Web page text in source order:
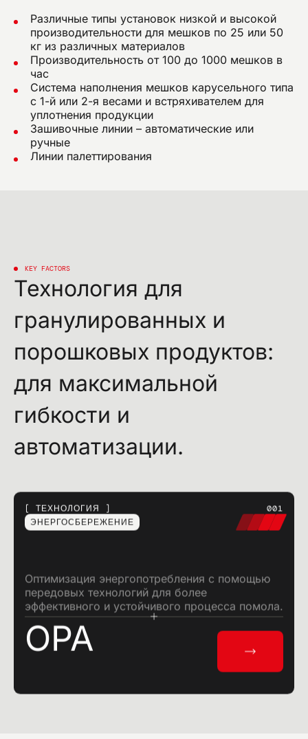
Различные типы установок низкой и высокой
производительности для мешков по 25 или 50
кг из различных материалов
Производительность от 100 до 1000 мешков в
час
Система наполнения мешков карусельного типа
с 1-й или 2-я весами и встряхивателем для
уплотнения продукции
Зашивочные линии – автоматические или
ручные
Линии палеттирования
KEY FACTORS
Технология для
гранулированных и
порошковых продуктов:
для максимальной
гибкости и
автоматизации.
ТЕХНОЛОГИЯ
001
ЭНЕРГОСБЕРЕЖЕНИЕ
Оптимизация энергопотребления с помощью
передовых технологий для более
эффективного и устойчивого процесса помола.
OPA